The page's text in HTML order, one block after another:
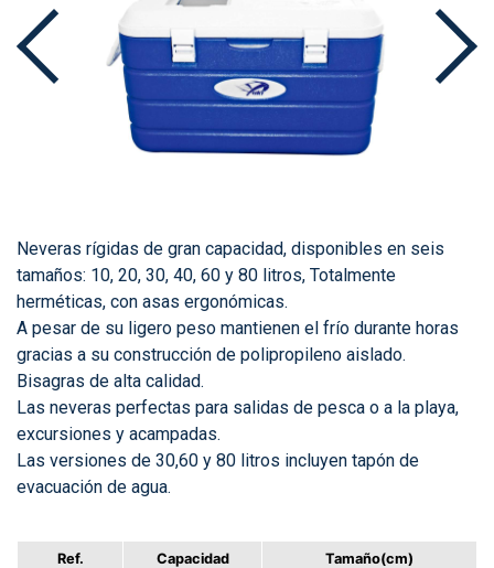
Neveras rígidas de gran capacidad, disponibles en seis
tamaños: 10, 20, 30, 40, 60 y 80 litros, Totalmente
herméticas, con asas ergonómicas.
A pesar de su ligero peso mantienen el frío durante horas
gracias a su construcción de polipropileno aislado.
Bisagras de alta calidad.
Las neveras perfectas para salidas de pesca o a la playa,
excursiones y acampadas.
Las versiones de 30,60 y 80 litros incluyen tapón de
evacuación de agua.
Ref. Capacidad Tamaño(cm)